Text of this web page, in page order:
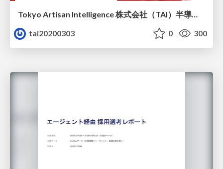
tai20200303
0 300